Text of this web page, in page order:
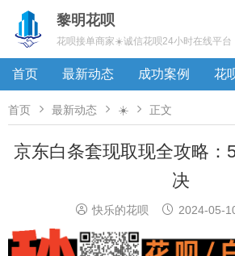
黎明花呗
花呗接单商家☀️诚信花呗24小时在线平台
首页 最新动态 成功案例 花
首页  最新动态  ☀️  正文
京东白条套现取现全攻略：
决
 快乐的花呗  2024-05-